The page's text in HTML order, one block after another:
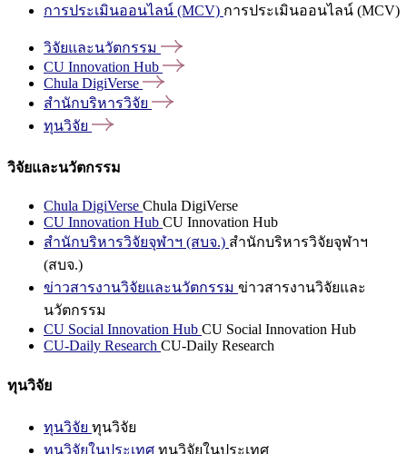
การประเมินออนไลน์ (MCV) การประเมินออนไลน์ (MCV)
วิจัยและนวัตกรรม
CU Innovation Hub
Chula DigiVerse
สำนักบริหารวิจัย
ทุนวิจัย
วิจัยและนวัตกรรม
Chula DigiVerse Chula DigiVerse
CU Innovation Hub CU Innovation Hub
สำนักบริหารวิจัยจุฬาฯ (สบจ.) สำนักบริหารวิจัยจุฬาฯ
(สบจ.)
ข่าวสารงานวิจัยและนวัตกรรม ข่าวสารงานวิจัยและ
นวัตกรรม
CU Social Innovation Hub CU Social Innovation Hub
CU-Daily Research CU-Daily Research
ทุนวิจัย
ทุนวิจัย ทุนวิจัย
ทุนวิจัยในประเทศ ทุนวิจัยในประเทศ